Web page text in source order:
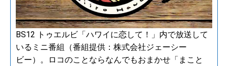
BS12 トゥエルビ「ハワイに恋して！」内で放送して
いるミニ番組（番組提供：株式会社ジェーシー
ビー）。ロコのことならなんでもおまかせ「まこと